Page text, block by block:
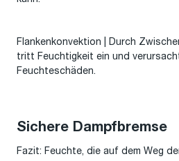
Flankenkonvektion | Durch
tritt Feuchtigkeit ein und
Feuchteschäden.
Sichere Dampfbremse
Fazit: Feuchte, die auf dem Weg